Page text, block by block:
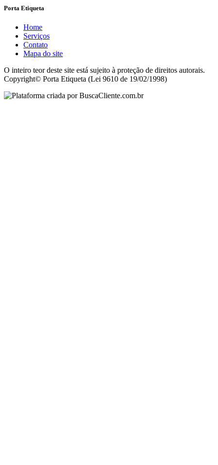
Porta Etiqueta
Home
Serviços
Contato
Mapa do site
O inteiro teor deste site está sujeito à proteção de direitos autorais.
Copyright© Porta Etiqueta (Lei 9610 de 19/02/1998)